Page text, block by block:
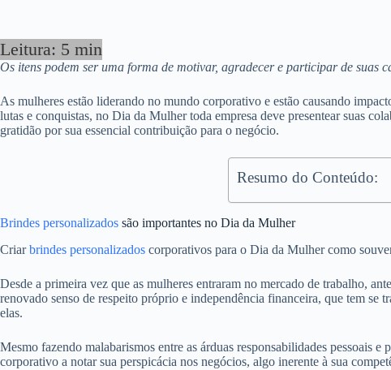
Os itens podem ser uma forma de motivar, agradecer e participar de suas
As mulheres estão liderando no mundo corporativo e estão causando
lutas e conquistas, no Dia da Mulher toda empresa deve presentear suas
gratidão por sua essencial contribuição para o negócio.
Resumo do Conteúdo:
Brindes personalizados são importantes no Dia da Mulher
Criarbrindes personalizados corporativos para o Dia da Mulher como
Desde a primeira vez que as mulheres entraram no mercado de trabalho,
renovado senso de respeito próprio e independência financeira, que tem se
elas.
Mesmo fazendo malabarismos entre as árduas responsabilidades pessoais
corporativo a notar sua perspicácia nos negócios, algo inerente à sua